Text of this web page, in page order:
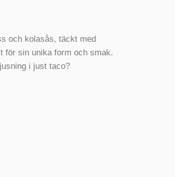
och kolasås, täckt med
för sin unika form och smak.
i just taco?